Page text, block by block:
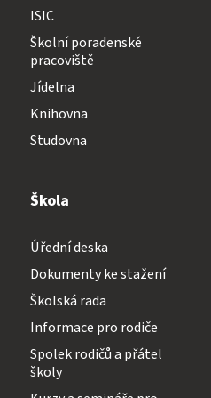
ISIC
Školní poradenské
pracoviště
Jídelna
Knihovna
Studovna
Škola
Úřední deska
Dokumenty ke stažení
Školská rada
Informace pro rodiče
Spolek rodičů a přátel
školy